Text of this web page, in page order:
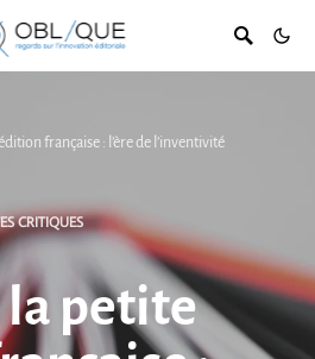
française : l’ère de l’inventivité
CRITIQUES
la petite